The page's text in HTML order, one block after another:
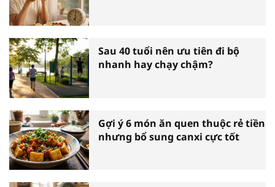
Sau 40 tuổi nên ưu tiên đi bộ
nhanh hay chạy chậm?
Gợi ý 6 món ăn quen thuộc rẻ tiền
nhưng bổ sung canxi cực tốt